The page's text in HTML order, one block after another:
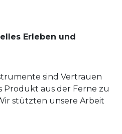
Erleben und
sind Vertrauen
Produkt aus der Ferne zu
stützten unsere Arbeit